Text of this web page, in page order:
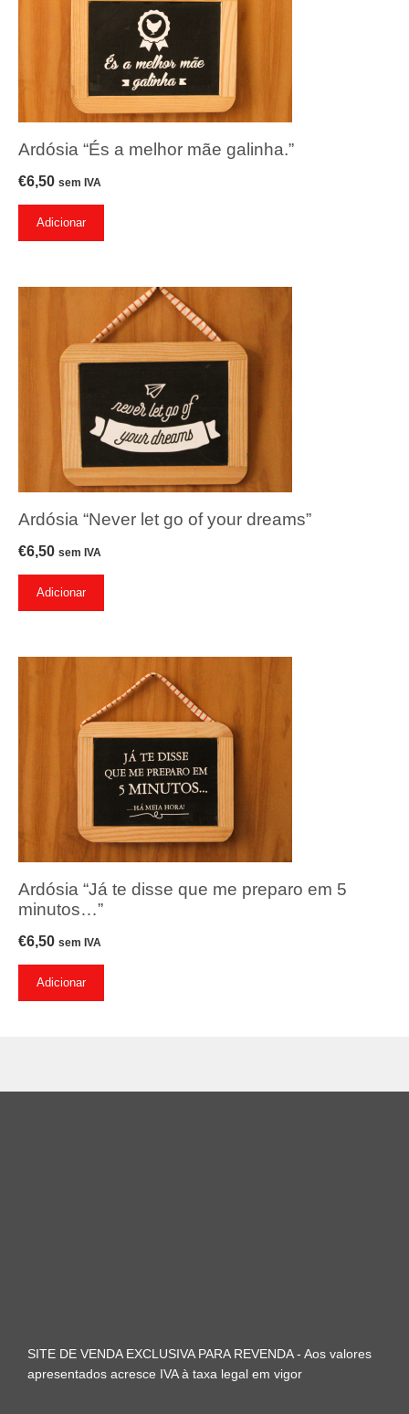
Ardósia “És a melhor mãe galinha.”
€6,50 sem IVA
Adicionar
Ardósia “Never let go of your dreams”
€6,50 sem IVA
Adicionar
Ardósia “Já te disse que me preparo em 5
minutos…”
€6,50 sem IVA
Adicionar
SITE DE VENDA EXCLUSIVA PARA REVENDA - Aos valores
apresentados acresce IVA à taxa legal em vigor